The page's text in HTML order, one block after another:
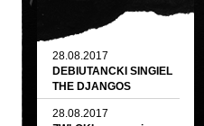
28.08.2017
DEBIUTANCKI SINGIEL
THE DJANGOS
28.08.2017